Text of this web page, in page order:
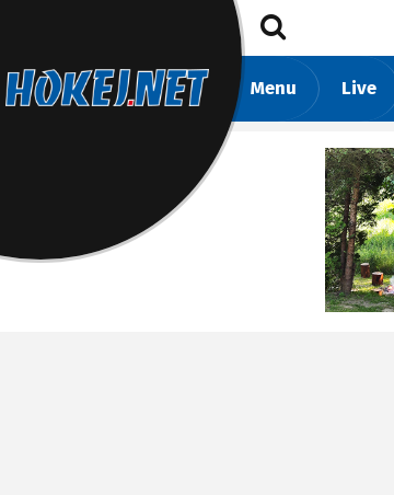
Menu Live